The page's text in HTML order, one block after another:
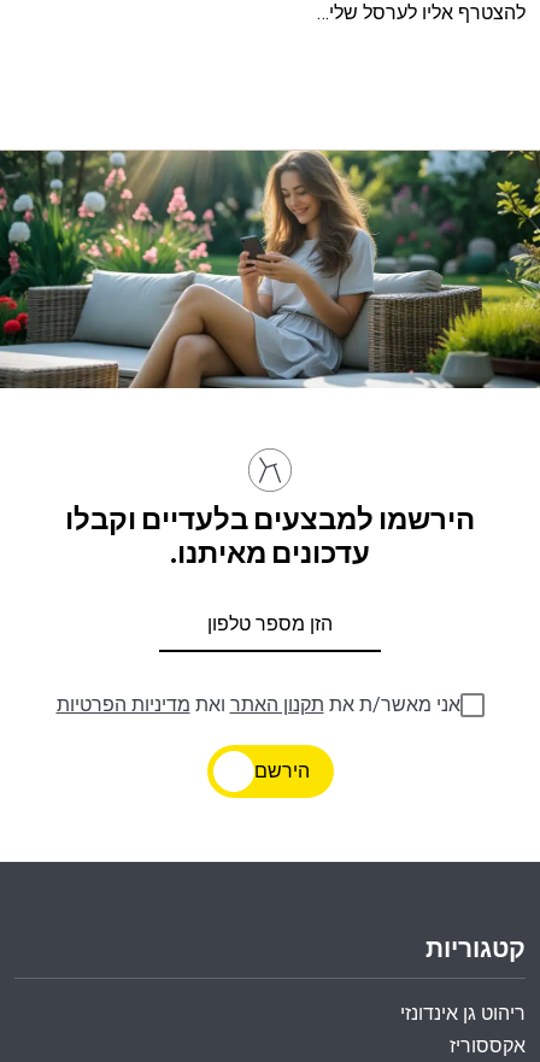
להצטרף אליו לערסל שלי…
הירשמו למבצעים בלעדיים וקבלו
עדכונים מאיתנו.
אני מאשר/ת את תקנון האתר ואת מדיניות הפרטיות
הירשם
קטגוריות
ריהוט גן אינדונזי
אקססוריז